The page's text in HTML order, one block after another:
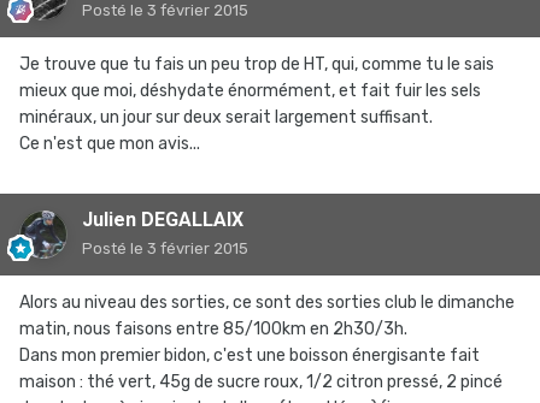
Posté le 3 février 2015
Je trouve que tu fais un peu trop de HT, qui, comme tu le sais
mieux que moi, déshydate énormément, et fait fuir les sels
minéraux, un jour sur deux serait largement suffisant.
Ce n'est que mon avis...
Julien DEGALLAIX
Posté le 3 février 2015
Alors au niveau des sorties, ce sont des sorties club le dimanche
matin, nous faisons entre 85/100km en 2h30/3h.
Dans mon premier bidon, c'est une boisson énergisante fait
maison : thé vert, 45g de sucre roux, 1/2 citron pressé, 2 pincé